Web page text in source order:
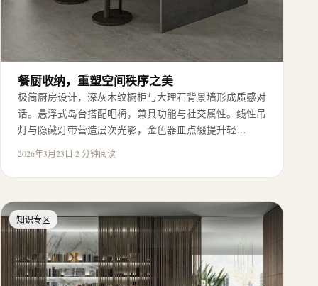
餐厨收纳，重塑空间秩序之美
极简厨房设计，深灰木纹橱柜与大理石背景墙形成质感对
话。悬浮式岛台搭配吧椅，兼具功能与社交属性。线性吊
灯与隐藏灯带营造层次光影，金色器皿点缀提升轻…
2026年3月23日·2 分钟阅读
知识专区